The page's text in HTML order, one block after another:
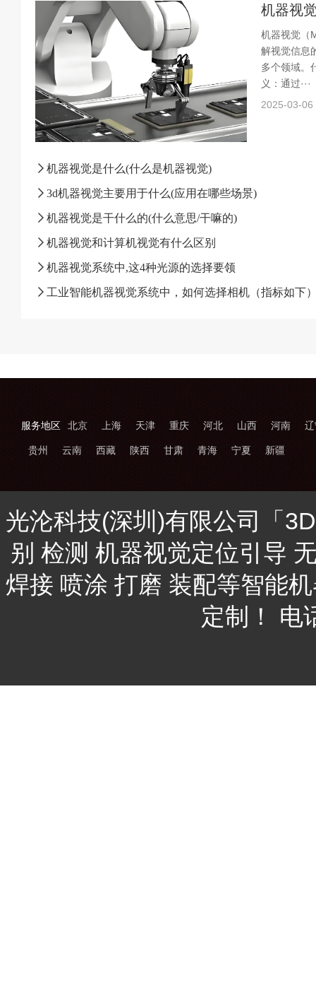
机器视
机器视觉（
解视觉信息
多个领域。
义：通过···
2025-03-06
机器视觉是什么(什么是机器视觉)
3d机器视觉主要用于什么(应用在哪些场景)
机器视觉是干什么的(什么意思/干嘛的)
机器视觉和计算机视觉有什么区别
机器视觉系统中,这4种光源的选择要领
工业智能机器视觉系统中，如何选择相机（指标如下
服务地区 北京 上海 天津 重庆 河北 山西 河南
贵州 云南 西藏 陕西 甘肃 青海 宁夏 新疆
光沦科技(深圳)有限公司「
别 检测 机器视觉定位引导
焊接 喷涂 打磨 装配等智能
定制！ 电